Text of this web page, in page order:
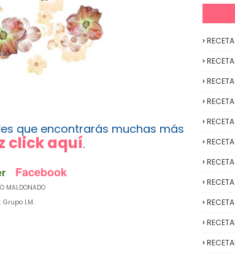
que encontrarás muchas más
click aquí.
Facebook
MALDONADO
Grupo LM.